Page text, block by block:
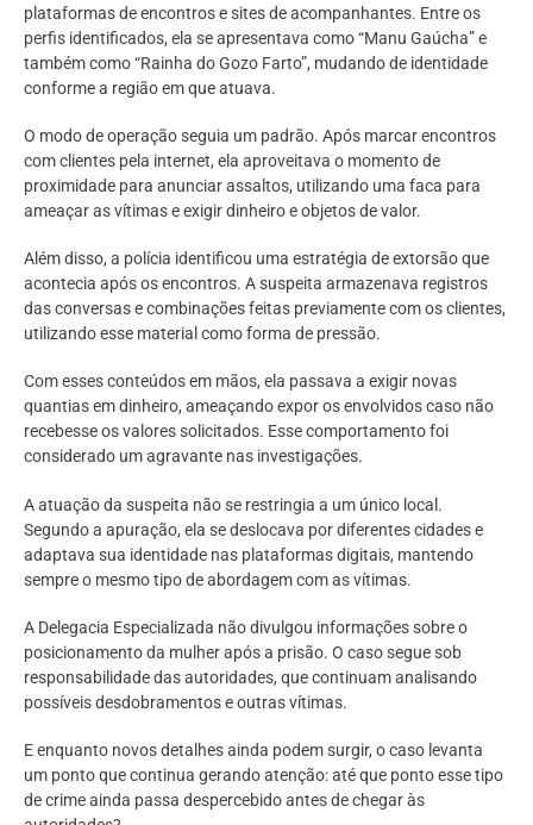
plataformas de encontros e sites de acompanhantes. Entre os
perfis identificados, ela se apresentava como “Manu Gaúcha” e
também como “Rainha do Gozo Farto”, mudando de identidade
conforme a região em que atuava.
O modo de operação seguia um padrão. Após marcar encontros
com clientes pela internet, ela aproveitava o momento de
proximidade para anunciar assaltos, utilizando uma faca para
ameaçar as vítimas e exigir dinheiro e objetos de valor.
Além disso, a polícia identificou uma estratégia de extorsão que
acontecia após os encontros. A suspeita armazenava registros
das conversas e combinações feitas previamente com os clientes,
utilizando esse material como forma de pressão.
Com esses conteúdos em mãos, ela passava a exigir novas
quantias em dinheiro, ameaçando expor os envolvidos caso não
recebesse os valores solicitados. Esse comportamento foi
considerado um agravante nas investigações.
A atuação da suspeita não se restringia a um único local.
Segundo a apuração, ela se deslocava por diferentes cidades e
adaptava sua identidade nas plataformas digitais, mantendo
sempre o mesmo tipo de abordagem com as vítimas.
A Delegacia Especializada não divulgou informações sobre o
posicionamento da mulher após a prisão. O caso segue sob
responsabilidade das autoridades, que continuam analisando
possíveis desdobramentos e outras vítimas.
E enquanto novos detalhes ainda podem surgir, o caso levanta
um ponto que continua gerando atenção: até que ponto esse tipo
de crime ainda passa despercebido antes de chegar às